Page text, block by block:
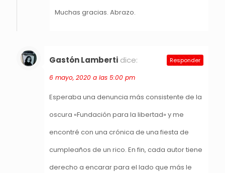
Muchas gracias. Abrazo.
Gastón Lamberti dice:
6 mayo, 2020 a las 5:00 pm
Esperaba una denuncia más consistente de la
oscura «Fundación para la libertad» y me
encontré con una crónica de una fiesta de
cumpleaños de un rico. En fin, cada autor tiene
derecho a encarar para el lado que más le
Responder